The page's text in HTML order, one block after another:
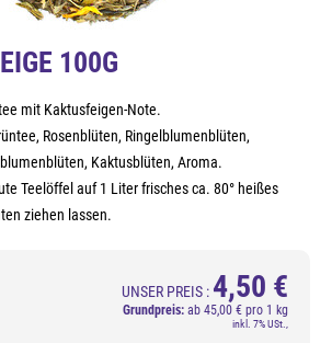
100G
mit Kaktusfeigen-Note.
Rosenblüten, Ringelblumenblüten,
Kaktusblüten, Aroma.
Teelöffel auf 1 Liter frisches ca. 80° heißes
ziehen lassen.
UNSER PREIS : 4,50 €
Grundpreis: ab 45,00 € pro 1 kg
inkl. 7% USt.,